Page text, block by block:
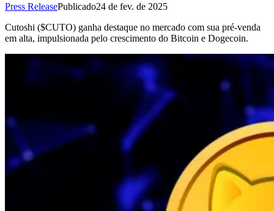
Press ReleasePublicado24 de fev. de 2025
Cutoshi ($CUTO) ganha destaque no mercado com sua pré-venda
em alta, impulsionada pelo crescimento do Bitcoin e Dogecoin.